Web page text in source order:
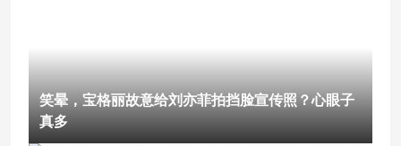
笑晕，宝格丽故意给刘亦菲拍挡脸宣传照？心眼子
真多